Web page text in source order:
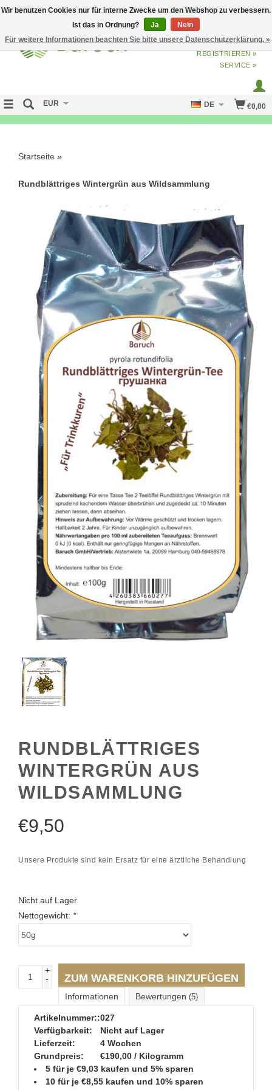
ANMELDENODERJETZT
REGISTRIEREN »
SERVICE »
€0,00
EUR DE
Startseite »
Rundblättriges Wintergrün aus Wildsammlung
RUNDBLÄTTRIGES
WINTERGRÜN AUS
WILDSAMMLUNG
€9,50
Unsere Produkte sind kein Ersatz für eine ärztliche Behandlung
Nicht auf Lager
Nettogewicht: *
+
-
ZUM WARENKORB HINZUFÜGEN
Informationen Bewertungen (5)
Artikelnummer::027
Verfügbarkeit:
Nicht auf Lager
Lieferzeit:
4 Wochen
Grundpreis:
€190,00 / Kilogramm
5 für je €9,03 kaufen und 5% sparen
10 für je €8,55 kaufen und 10% sparen
Wir benutzen Cookies nur für interne Zwecke um den Webshop zu verbessern.
Ist das in Ordnung?
Ja
Nein
Für weitere Informationen beachten Sie bitte unsere Datenschutzerklärung. »